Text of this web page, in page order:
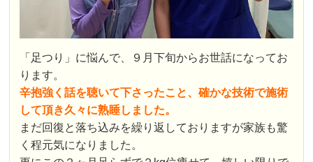
「足つり」に悩んで、９月下旬からお世話になってお
ります。
辛抱強く話を聴いて下さったこと、確かな技術で施術
して頂き久々に熟睡しました。
まだ回復と落ち込みを繰り返しておりますが家族も驚
く程元気になりました。